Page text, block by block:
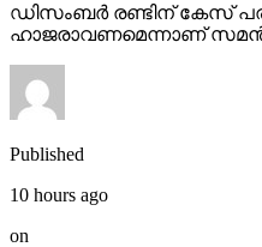
ഡിസംബര്‍ രണ്ടിന് കേസ്
ഹാജരാവണമെന്നാണ്
Published
10 hours ago
on